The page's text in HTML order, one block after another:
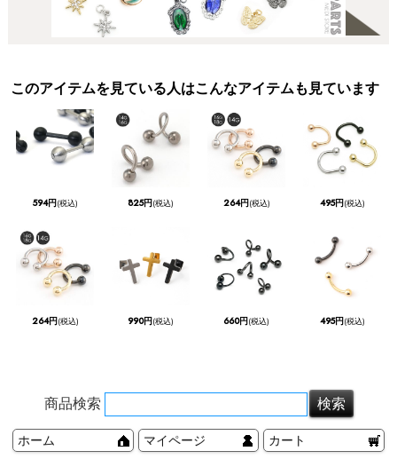
このアイテムを見ている人はこんなアイテムも見ています
594円(税込) 825円(税込) 264円(税込) 495円(税込)
264円(税込) 990円(税込) 660円(税込) 495円(税込)
商品検索
ホーム マイページ カート